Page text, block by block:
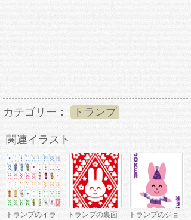
カテゴリー： トランプ
関連イラスト
トランプのイラ
トランプの裏面
トランプのジョ